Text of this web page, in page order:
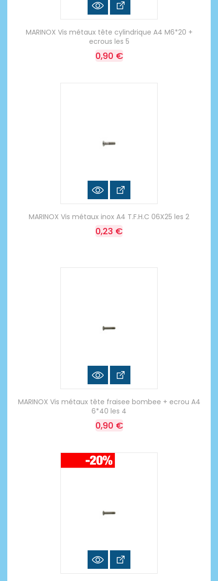
MARINOX Vis métaux tête cylindrique A4 M6*20 +
ecrous les 5
0,90 €
MARINOX Vis métaux inox A4 T.F.H.C 06X25 les 2
0,23 €
MARINOX Vis métaux tête fraisee bombee + ecrou A4
6*40 les 4
0,90 €